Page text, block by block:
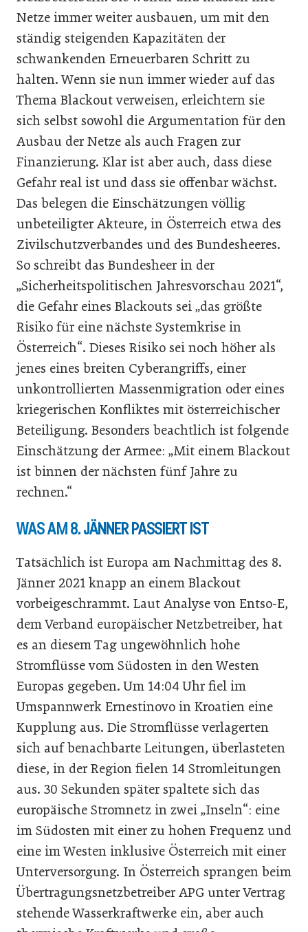
Netze immer weiter ausbauen, um mit den
ständig steigenden Kapazitäten der
schwankenden Erneuerbaren Schritt zu
halten. Wenn sie nun immer wieder auf das
Thema Blackout verweisen, erleichtern sie
sich selbst sowohl die Argumentation für den
Ausbau der Netze als auch Fragen zur
Finanzierung. Klar ist aber auch, dass diese
Gefahr real ist und dass sie offenbar wächst.
Das belegen die Einschätzungen völlig
unbeteiligter Akteure, in Österreich etwa des
Zivilschutzverbandes und des Bundesheeres.
So schreibt das Bundesheer in der
„Sicherheitspolitischen Jahresvorschau 2021“,
die Gefahr eines Blackouts sei „das größte
Risiko für eine nächste Systemkrise in
Österreich“. Dieses Risiko sei noch höher als
jenes eines breiten Cyberangriffs, einer
unkontrollierten Massenmigration oder eines
kriegerischen Konfliktes mit österreichischer
Beteiligung. Besonders beachtlich ist folgende
Einschätzung der Armee: „Mit einem Blackout
ist binnen der nächsten fünf Jahre zu
rechnen.“
WAS AM 8. JÄNNER PASSIERT IST
Tatsächlich ist Europa am Nachmittag des 8.
Jänner 2021 knapp an einem Blackout
vorbeigeschrammt. Laut Analyse von Entso-E,
dem Verband europäischer Netzbetreiber, hat
es an diesem Tag ungewöhnlich hohe
Stromflüsse vom Südosten in den Westen
Europas gegeben. Um 14:04 Uhr fiel im
Umspannwerk Ernestinovo in Kroatien eine
Kupplung aus. Die Stromflüsse verlagerten
sich auf benachbarte Leitungen, überlasteten
diese, in der Region fielen 14 Stromleitungen
aus. 30 Sekunden später spaltete sich das
europäische Stromnetz in zwei „Inseln“: eine
im Südosten mit einer zu hohen Frequenz und
eine im Westen inklusive Österreich mit einer
Unterversorgung. In Österreich sprangen beim
Übertragungsnetzbetreiber APG unter Vertrag
stehende Wasserkraftwerke ein, aber auch